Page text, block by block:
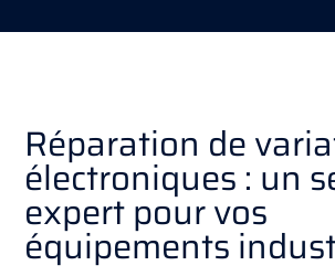
Réparation de
électroniques : un
expert pour vos
équipements